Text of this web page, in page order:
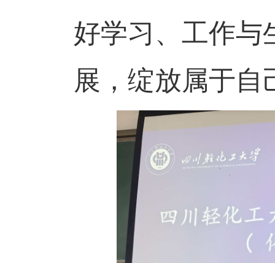
好学习、工作与
展，绽放属于自